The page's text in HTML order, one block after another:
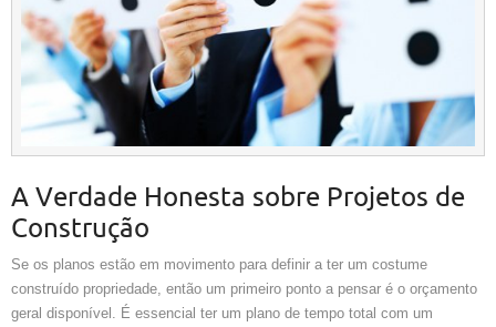
A Verdade Honesta sobre Projetos de
Construção
Se os planos estão em movimento para definir a ter um costume
construído propriedade, então um primeiro ponto a pensar é o orçamento
geral disponível. É essencial ter um plano de tempo total com um